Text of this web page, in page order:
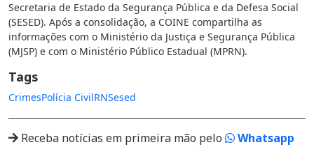
Secretaria de Estado da Segurança Pública e da Defesa Social
(SESED). Após a consolidação, a COINE compartilha as
informações com o Ministério da Justiça e Segurança Pública
(MJSP) e com o Ministério Público Estadual (MPRN).
Tags
CrimesPolícia CivilRNSesed
Receba notícias em primeira mão pelo
Whatsapp